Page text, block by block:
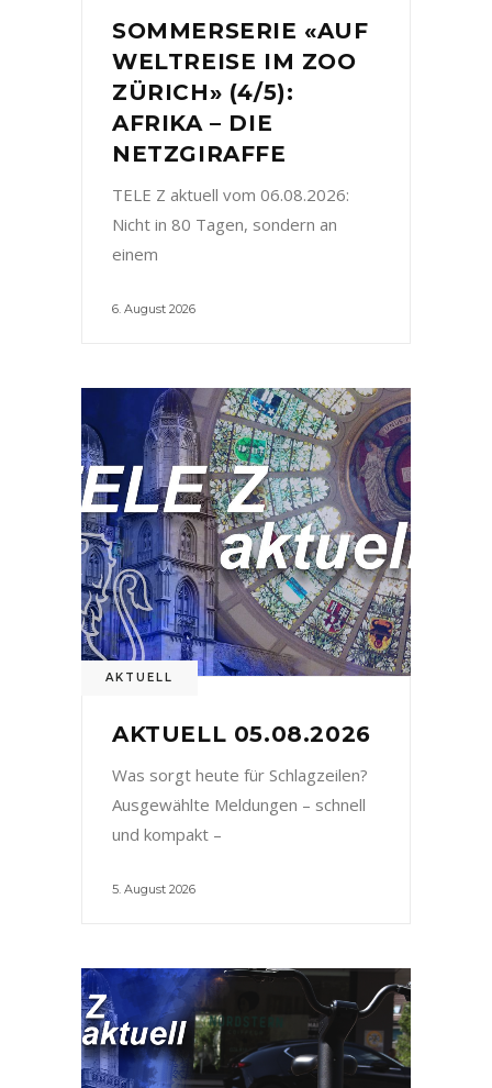
SOMMERSERIE «AUF
WELTREISE IM ZOO
ZÜRICH» (4/5):
AFRIKA – DIE
NETZGIRAFFE
TELE Z aktuell vom 06.08.2026:
Nicht in 80 Tagen, sondern an
einem
6. August 2026
AKTUELL
AKTUELL 05.08.2026
Was sorgt heute für Schlagzeilen?
Ausgewählte Meldungen – schnell
und kompakt –
5. August 2026